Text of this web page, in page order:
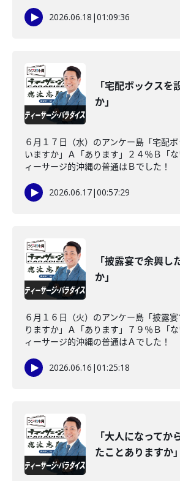
2026.06.18 |01:09:36
「宅配ボックスを
か」
６月１７日（水）のアンケー島「宅配
いますか」Ａ「あります」２４％Ｂ「
ィーサージ的沖縄の普通はＢでした！
2026.06.17|00:57:29
「披露宴で余興し
か」
６月１６日（火）のアンケー島「披露
りますか」Ａ「あります」７９％Ｂ「
ィーサージ的沖縄の普通はＡでした！
2026.06.16 |01:25:18
「大人になってか
たことありますか」